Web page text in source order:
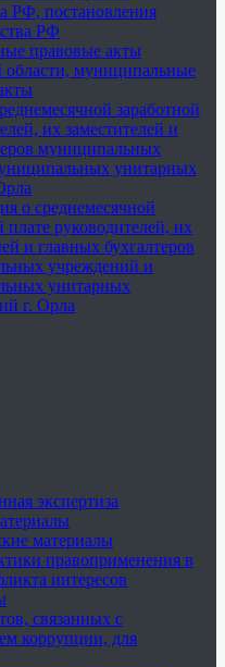
РФ, постановления
РФ
правовые акты
области, муниципальные
заработной
их заместителей и
муниципальных
унитарных
о среднемесячной
плате руководителей, их
и главных бухгалтеров
учреждений и
унитарных
г. Орла
экспертиза
материалы
правоприменения в
интересов
связанных с
коррупции, для